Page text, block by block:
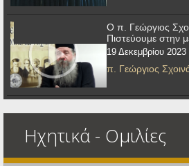
Ο π. Γεώργιος
Πιστεύουμε στην
19 Δεκεμβρίου 2023
π. Γεώργιος
Ηχητικά - Ομιλίες